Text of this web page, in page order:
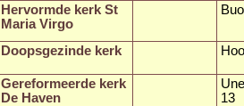
Hervormde kerk St
Maria Virgo
Doopsgezinde kerk
Gereformeerde kerk
De Haven
13